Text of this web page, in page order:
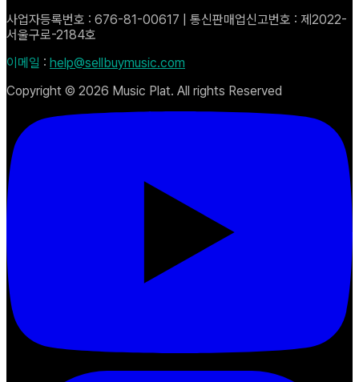
사업자등록번호 : 676-81-00617 | 통신판매업신고번호 : 제2022-
서울구로-2184호
이메일 : help@sellbuymusic.com
Copyright © 2026 Music Plat. All rights Reserved